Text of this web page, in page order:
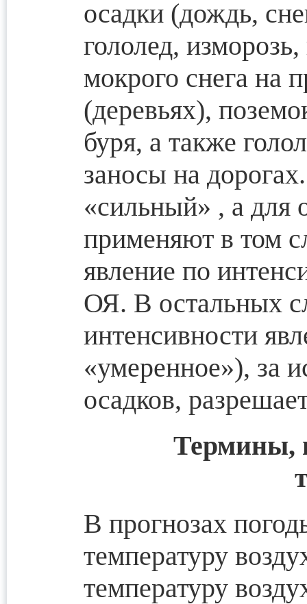
осадки (дождь,
гололед,
мокрого снега на
(деревьях),
буря, а также
заносы на
«сильный» , а для
применяют в том
явление по
ОЯ. В остальных
интенсивности
«умеренное»), за
осадков,
Термины,
В прогнозах
температуру
температуру